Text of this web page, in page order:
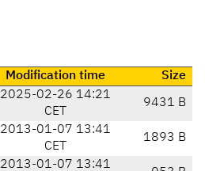
Modification time Size
2025-02-26 14:21
CET
9431 B
2013-01-07 13:41
CET
1893 B
2013-01-07 13:41